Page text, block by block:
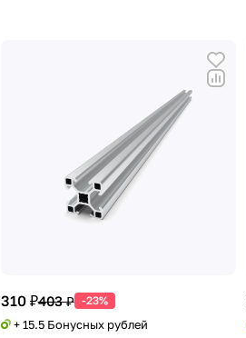
310 ₽403 ₽ -23%
+ 15.5 Бонусных рублей